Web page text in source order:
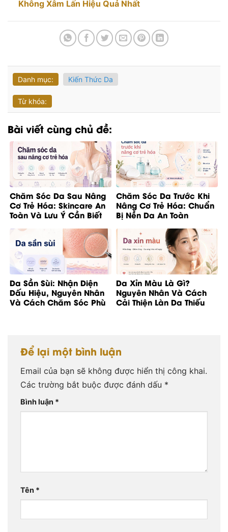
Không Xâm Lấn Hiệu Quả Nhất
Danh mục: Kiến Thức Da
Từ khóa:
Bài viết cùng chủ đề:
Chăm Sóc Da Sau Nâng
Cơ Trẻ Hóa: Skincare An
Toàn Và Lưu Ý Cần Biết
Chăm Sóc Da Trước Khi
Nâng Cơ Trẻ Hóa: Chuẩn
Bị Nền Da An Toàn
Da Sần Sùi: Nhận Diện
Dấu Hiệu, Nguyên Nhân
Và Cách Chăm Sóc Phù
Da Xỉn Màu Là Gì?
Nguyên Nhân Và Cách
Cải Thiện Làn Da Thiếu
Để lại một bình luận
Email của bạn sẽ không được hiển thị công khai.
Các trường bắt buộc được đánh dấu *
Bình luận *
Tên *